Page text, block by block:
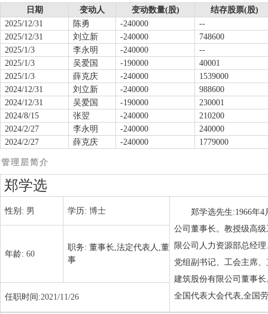
日期 变动人 变动数量(股)
结存股票(股)
2025/12/31
陈勇 -240000
--
2025/12/31
刘立新 -240000
748600
2025/1/3
李永明 -240000
--
2025/1/3
吴爱国 -190000
40001
2025/1/3
薛克庆 -240000
1539000
2024/12/31
刘立新 -240000
988600
2024/12/31
吴爱国 -190000
230001
2024/8/15
张翌 -240000
210200
2024/2/27
李永明 -240000
240000
2024/2/27
薛克庆 -240000 1779000
管理层简介
郑学选
性别: 男 学历: 博士
郑学选先生:1966年
公司董事长。教授级高
限公司人力资源部总经
党组副书记、工会主席
建筑股份有限公司董事
全国代表大会代表,全国
年龄: 60
职务: 董事长,法定代表人,董
事
任职时间:2021/11/26